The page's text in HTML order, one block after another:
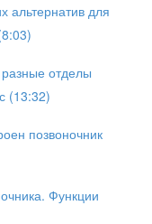
альтернатив для
разные отделы
(13:32)
позвоночник
Функции